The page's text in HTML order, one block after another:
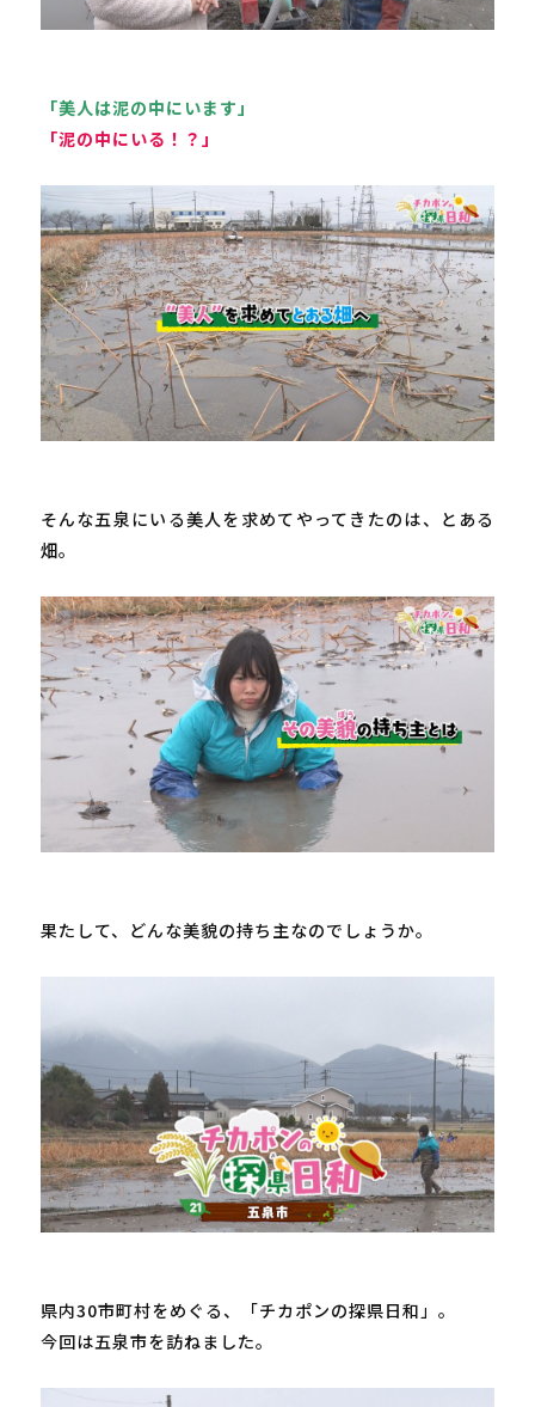
「美人は泥の中にいます」
「泥の中にいる！？」
そんな五泉にいる美人を求めてやってきたのは、とある
畑。
果たして、どんな美貌の持ち主なのでしょうか。
県内30市町村をめぐる、「チカポンの探県日和」。
今回は五泉市を訪ねました。